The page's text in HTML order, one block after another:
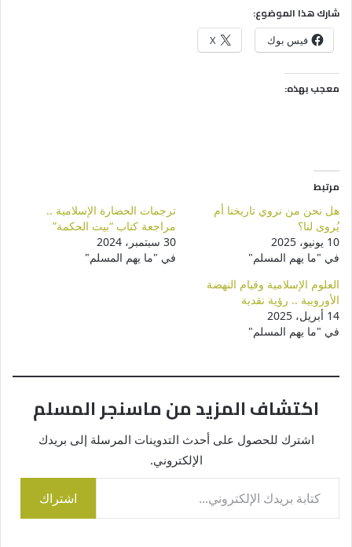
شارك هذا الموضوع:
فيس بوك X
معجب بهذه:
مرتبط
هل نحن من نروي تاريخنا أم
يُروى لنا؟
10 يونيو، 2025
في "ما يهم المسلم"
ترجمات الحضارة الإسلامية ..
مراجعة كتاب “بيت الحكمة”
30 سبتمبر، 2024
في "ما يهم المسلم"
العلوم الإسلامية وقيام النهضة
الأوروبية .. رؤية نقدية
14 أبريل، 2025
في "ما يهم المسلم"
اكتشاف المزيد من ماسنجر المسلم
اشترك للحصول على أحدث التدوينات المرسلة إلى بريدك
الإلكتروني.
كتابة بريدك الإلكتروني...
اشتراك